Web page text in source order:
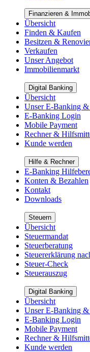
Finanzieren &
Übersicht
Finden & Kaufen
Besitzen &
Verkaufen
Unser Angebot
Immobilienmarkt
Digital Banking
Übersicht
Unser E-Banking
E-Banking Login
Mobile Payment
Rechner &
Kunde werden
Hilfe & Rechner
E-Banking
Konten & Bezahlen
Kontakt
Downloads
Steuern
Übersicht
Steuermandat
Steuerberatung
Steuererklärung
Steuer-Check
Steuerauszug
Digital Banking
Übersicht
Unser E-Banking
E-Banking Login
Mobile Payment
Rechner &
Kunde werden